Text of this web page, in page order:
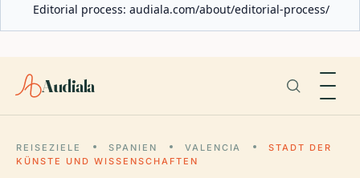
Editorial process: audiala.com/about/editorial-process/
Audiala
REISEZIELE SPANIEN VALENCIA
STADT DER
KÜNSTE UND WISSENSCHAFTEN